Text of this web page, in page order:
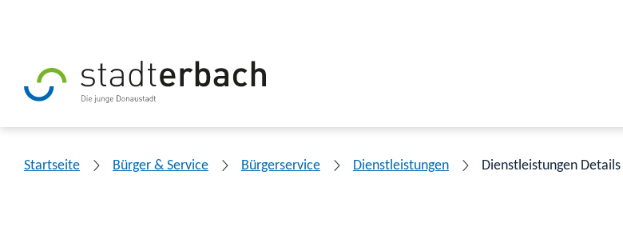
Startseite Bürger & Service Bürgerservice Dienstleistungen Dienstleistungen Details